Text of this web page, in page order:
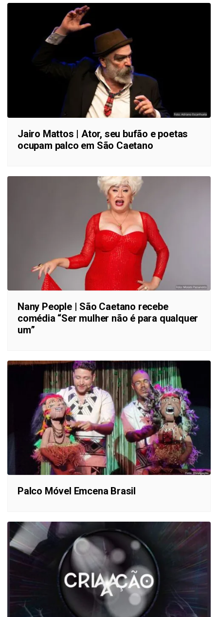
Jairo Mattos | Ator, seu bufão e poetas
ocupam palco em São Caetano
Nany People | São Caetano recebe
comédia “Ser mulher não é para qualquer
um”
Palco Móvel Emcena Brasil